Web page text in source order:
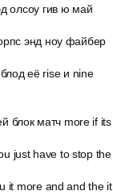
олсоу гив ю май
энд ноу файбер
её rise и nine
блок матч more if its
just have to stop the
it more and and the it